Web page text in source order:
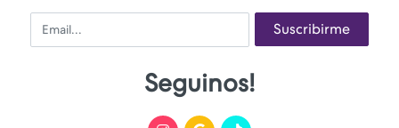
Email Suscribirme
Seguinos!